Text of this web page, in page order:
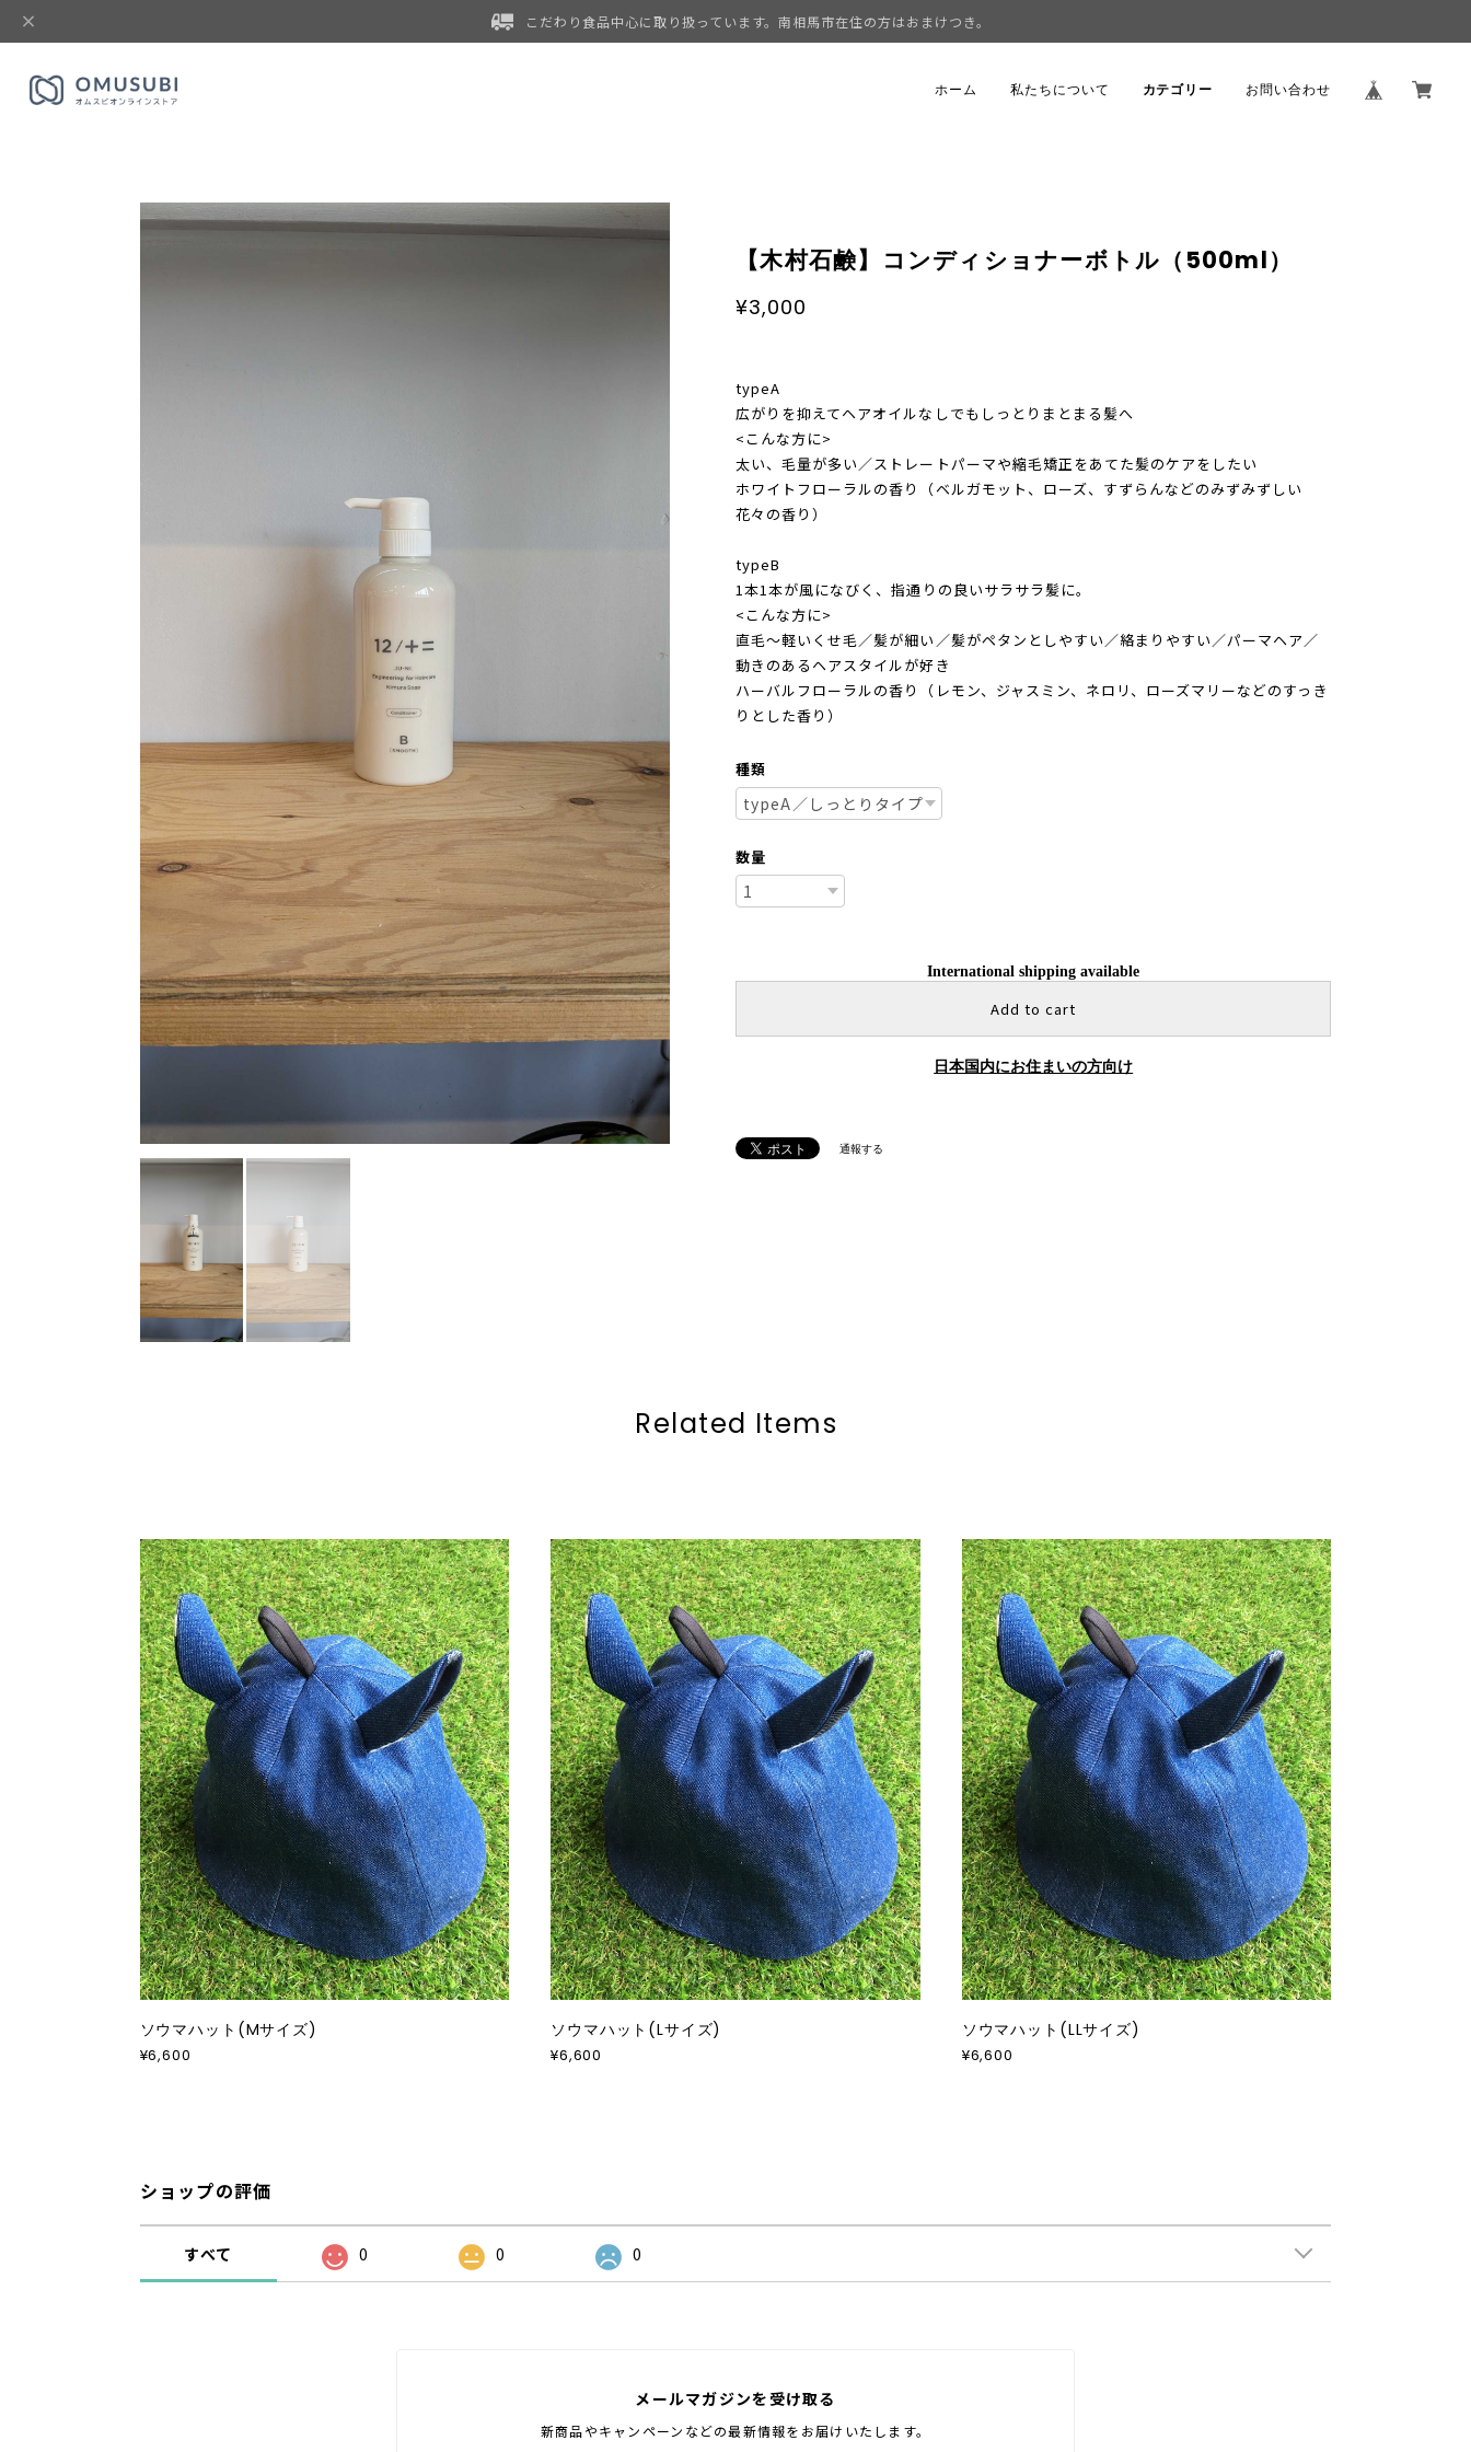
こだわり食品中心に取り扱っています。南相馬市在住の方はおまけつき。
ホーム 私たちについて カテゴリー お問い合わせ
【木村石鹸】コンディショナーボトル（500ml）
¥3,000
typeA
広がりを抑えてヘアオイルなしでもしっとりまとまる髪へ
<こんな方に>
太い、毛量が多い／ストレートパーマや縮毛矯正をあてた髪のケアをしたい
ホワイトフローラルの香り（ベルガモット、ローズ、すずらんなどのみずみずしい
花々の香り）
typeB
1本1本が風になびく、指通りの良いサラサラ髪に。
<こんな方に>
直毛～軽いくせ毛／髪が細い／髪がペタンとしやすい／絡まりやすい／パーマヘア／
動きのあるヘアスタイルが好き
ハーバルフローラルの香り（レモン、ジャスミン、ネロリ、ローズマリーなどのすっき
りとした香り）
種類
数量
International shipping available
Add to cart
日本国内にお住まいの方向け
通報する
Related Items
ソウマハット(Mサイズ)
¥6,600
ソウマハット(Lサイズ)
¥6,600
ソウマハット(LLサイズ)
¥6,600
ショップの評価
すべて 0 0 0
メールマガジンを受け取る
新商品やキャンペーンなどの最新情報をお届けいたします。